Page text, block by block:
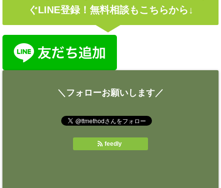
ぐLINE登録！無料相談もこちらから↓
＼フォローお願いします／
feedly